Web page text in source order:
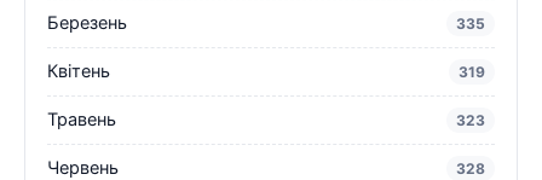
Березень 335
Квітень 319
Травень 323
Червень 328